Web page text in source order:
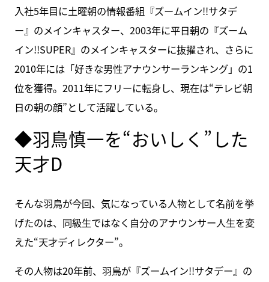
入社5年目に土曜朝の情報番組『ズームイン!!サタデ
ー』のメインキャスター、2003年に平日朝の『ズーム
イン!!SUPER』のメインキャスターに抜擢され、さらに
2010年には「好きな男性アナウンサーランキング」の1
位を獲得。2011年にフリーに転身し、現在は“テレビ朝
日の朝の顔”として活躍している。
◆羽鳥慎一を“おいしく”した
天才D
そんな羽鳥が今回、気になっている人物として名前を挙
げたのは、同級生ではなく自分のアナウンサー人生を変
えた“天才ディレクター”。
その人物は20年前、羽鳥が『ズームイン!!サタデー』の